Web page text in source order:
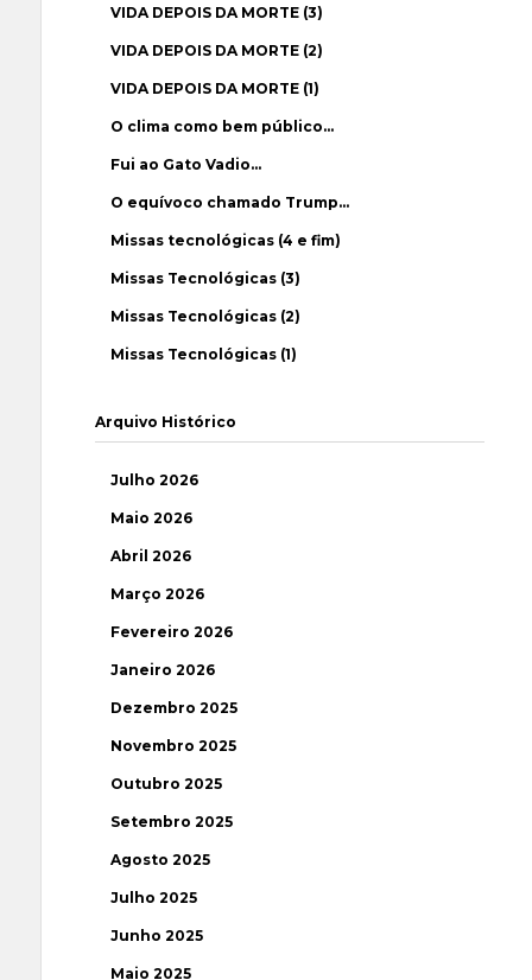
VIDA DEPOIS DA MORTE (3)
VIDA DEPOIS DA MORTE (2)
VIDA DEPOIS DA MORTE (1)
O clima como bem público…
Fui ao Gato Vadio…
O equívoco chamado Trump…
Missas tecnológicas (4 e fim)
Missas Tecnológicas (3)
Missas Tecnológicas (2)
Missas Tecnológicas (1)
Arquivo Histórico
Julho 2026
Maio 2026
Abril 2026
Março 2026
Fevereiro 2026
Janeiro 2026
Dezembro 2025
Novembro 2025
Outubro 2025
Setembro 2025
Agosto 2025
Julho 2025
Junho 2025
Maio 2025